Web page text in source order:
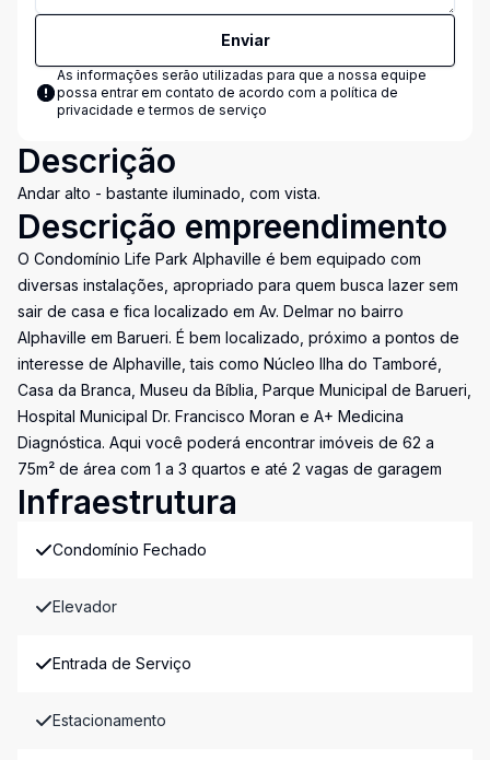
Enviar
As informações serão utilizadas para que a nossa equipe
possa entrar em contato de acordo com a política de
privacidade e termos de serviço
Descrição
Andar alto - bastante iluminado, com vista.
Descrição empreendimento
O Condomínio Life Park Alphaville é bem equipado com
diversas instalações, apropriado para quem busca lazer sem
sair de casa e fica localizado em Av. Delmar no bairro
Alphaville em Barueri. É bem localizado, próximo a pontos de
interesse de Alphaville, tais como Núcleo Ilha do Tamboré,
Casa da Branca, Museu da Bíblia, Parque Municipal de Barueri,
Hospital Municipal Dr. Francisco Moran e A+ Medicina
Diagnóstica. Aqui você poderá encontrar imóveis de 62 a
75m² de área com 1 a 3 quartos e até 2 vagas de garagem
Infraestrutura
Condomínio Fechado
Elevador
Entrada de Serviço
Estacionamento